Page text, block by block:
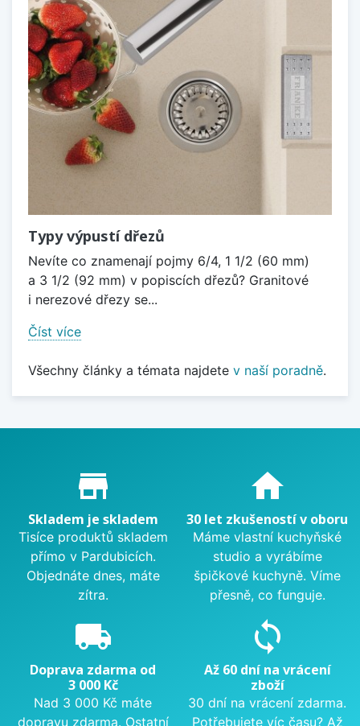
Typy výpustí dřezů
Nevíte co znamenají pojmy 6/4, 1 1/2 (60 mm)
a 3 1/2 (92 mm) v popiscích dřezů? Granitové
i nerezové dřezy se...
Číst více
Všechny články a témata najdete v naší poradně.
Proč nakupovat u nás?
store_mall_directory
Skladem je skladem
Tisíce produktů skladem
přímo v Pardubicích.
Objednáte dnes, máte
zítra.
home
30 let zkušeností v oboru
Máme vlastní kuchyňské
studio a vyrábíme
špičkové kuchyně. Víme
přesně, co funguje.
local_shipping
Doprava zdarma od
3 000 Kč
Nad 3 000 Kč máte
dopravu zdarma. Ostatní
sync
Až 60 dní na vrácení
zboží
30 dní na vrácení zdarma.
Potřebujete víc času? Až